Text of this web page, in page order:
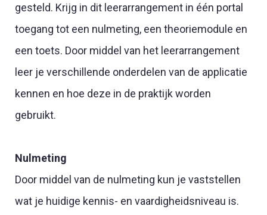
gesteld. Krijg in dit leerarrangement in één portal
toegang tot een nulmeting, een theoriemodule en
een toets. Door middel van het leerarrangement
leer je verschillende onderdelen van de applicatie
kennen en hoe deze in de praktijk worden
gebruikt.
Nulmeting
Door middel van de nulmeting kun je vaststellen
wat je huidige kennis- en vaardigheidsniveau is.